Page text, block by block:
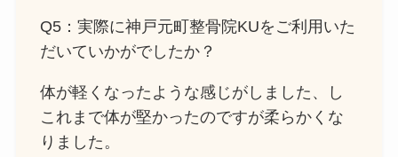
Q5：実際に神戸元町整骨院KUをご利用いた
だいていかがでしたか？
体が軽くなったような感じがしました、し
これまで体が堅かったのですが柔らかくな
りました。